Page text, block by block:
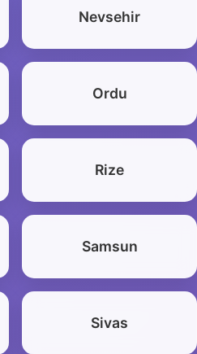
Nevsehir
Ordu
Rize
Samsun
Sivas